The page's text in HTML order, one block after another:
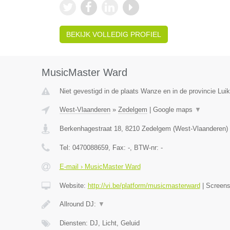
BEKIJK VOLLEDIG PROFIEL
MusicMaster Ward
Niet gevestigd in de plaats Wanze en in de provincie
West-Vlaanderen» Zedelgem Google maps ▼
Berkenhagestraat 18, 8210 Zedelgem (West-Vlaanderen)
Tel: 0470088659, Fax: -, BTW-nr: -
E-mail › MusicMaster Ward
Website: http://vi.be/platform/musicmasterward
Allround DJ: ▼
Diensten: DJ, Licht, Geluid